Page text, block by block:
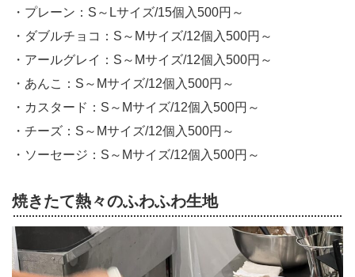
・プレーン：S～Lサイズ/15個入500円～
・ダブルチョコ：S～Mサイズ/12個入500円～
・アールグレイ：S～Mサイズ/12個入500円～
・あんこ：S～Mサイズ/12個入500円～
・カスタード：S～Mサイズ/12個入500円～
・チーズ：S～Mサイズ/12個入500円～
・ソーセージ：S～Mサイズ/12個入500円～
焼きたて熱々のふわふわ生地